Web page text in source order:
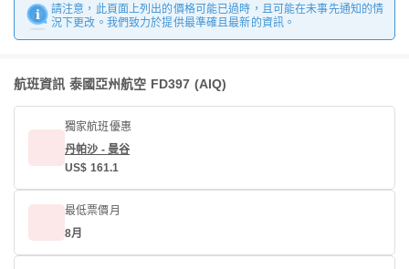
請注意，此頁面上列出的價格可能已過時，且可能在未事先通知的情
況下更改。我們致力於提供最準確且最新的資訊。
航班資訊 泰國亞州航空 FD397 (AIQ)
獨家航班優惠
丹帕沙 - 曼谷
US$ 161.1
最低票價月
8月